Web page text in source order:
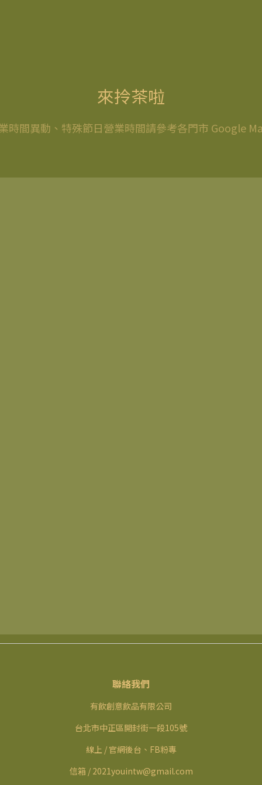
來拎茶啦
時間異動、特殊節日營業時間請參考各門市 Google
聯絡我們
有飲創意飲品有限公司
台北市中正區開封街一段105號
線上 / 官網後台、FB粉專
信箱 / 2021youintw@gmail.com